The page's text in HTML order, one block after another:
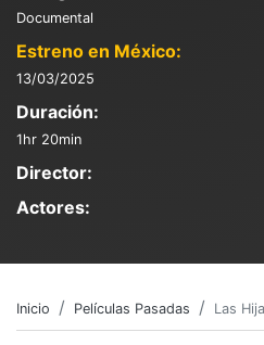
Documental
Estreno en México:
13/03/2025
Duración:
1hr 20min
Director:
Actores:
Inicio Películas Pasadas Las